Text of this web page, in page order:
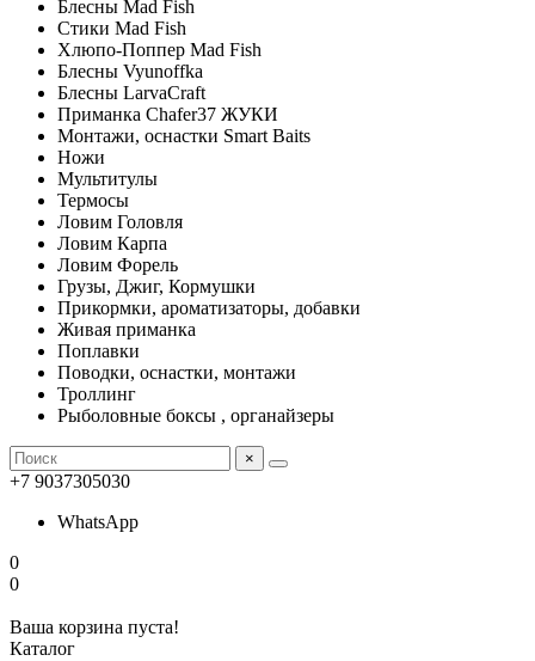
Блесны Mad Fish
Стики Mad Fish
Хлюпо-Поппер Mad Fish
Блесны Vyunoffka
Блесны LarvaCraft
Приманка Chafer37 ЖУКИ
Монтажи, оснастки Smart Baits
Ножи
Мультитулы
Термосы
Ловим Головля
Ловим Карпа
Ловим Форель
Грузы, Джиг, Кормушки
Прикормки, ароматизаторы, добавки
Живая приманка
Поплавки
Поводки, оснастки, монтажи
Троллинг
Рыболовные боксы , органайзеры
×
+7 9037305030
WhatsApp
0
0
Ваша корзина пуста!
Каталог